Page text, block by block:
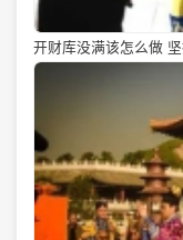
开财库没满该怎么做